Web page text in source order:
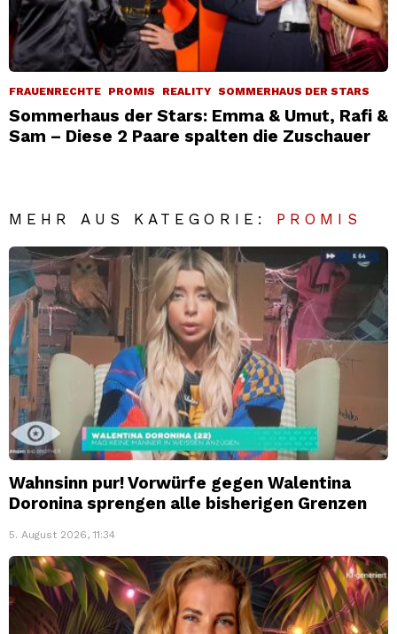
FRAUENRECHTE PROMIS REALITY SOMMERHAUS DER STARS
Sommerhaus der Stars: Emma & Umut, Rafi &
Sam – Diese 2 Paare spalten die Zuschauer
MEHR AUS KATEGORIE: PROMIS
Wahnsinn pur! Vorwürfe gegen Walentina
Doronina sprengen alle bisherigen Grenzen
5. August 2026, 11:34